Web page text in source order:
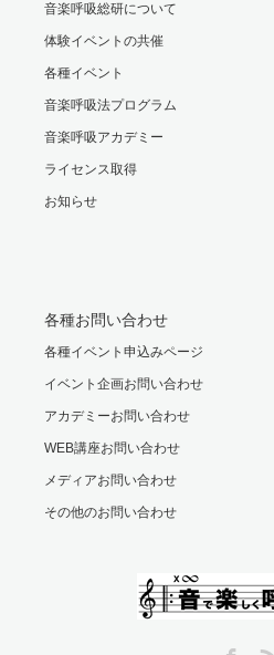
音楽呼吸総研について
体験イベントの共催
各種イベント
音楽呼吸法プログラム
音楽呼吸アカデミー
ライセンス取得
お知らせ
各種お問い合わせ
各種イベント申込みページ
イベント企画お問い合わせ
アカデミーお問い合わせ
WEB講座お問い合わせ
メディアお問い合わせ
その他のお問い合わせ